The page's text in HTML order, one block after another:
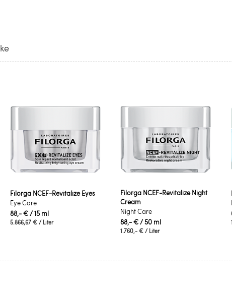
Filorga NCEF-Revitalize Eyes
Eye Care
88,- €/ 15 ml
5.866,67 €/ Liter
Filorga NCEF-Revitalize Night
Cream
Night Care
88,- €/ 50 ml
1.760,- € / Liter